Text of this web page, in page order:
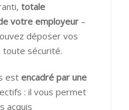
totale
votre employeur –
déposer vos
toute sécurité.
est encadré par une
: il vous permet
acquis